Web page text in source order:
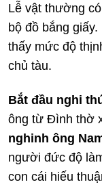
Lễ vật thường
bộ đồ bắng
thấy mức độ
chủ tàu.
Bắt đầu nghi
ông từ Đình thờ
nghinh ông
người đức độ
con cái hiếu